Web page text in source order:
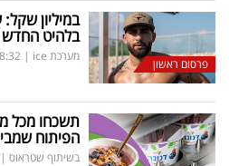
פרסום ראשון
במיליון
בלהיט החדש
מערכת ice |
תשכחו מכל
הפיתוח
בשיתוף שטראוס |